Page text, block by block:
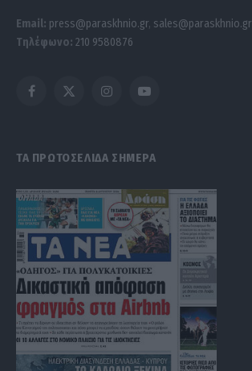
Email: press@paraskhnio.gr, sales@paraskhnio.gr
Τηλέφωνο: 210 9580876
Facebook
X
InstagramYouTube
ΤΑ ΠΡΩΤΟΣΕΛΙΔΑ ΣΗΜΕΡΑ